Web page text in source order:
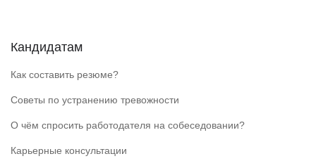
Кандидатам
Как составить резюме?
Советы по устранению тревожности
О чём спросить работодателя на собеседовании?
Карьерные консультации